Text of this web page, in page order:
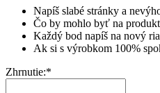
Napíš slabé stránky a
Čo by mohlo byť na
Každý bod napíš na nový
Ak si s výrobkom 100%
Zhrnutie:*